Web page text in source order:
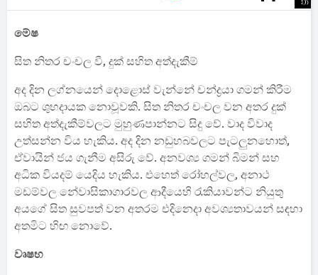
මේෂ
සිත නිතර චංචල වී, දුක් සහිත අත්දැකීම්
අද දින ලග්නයෙන් දොළොස් වැන්නේ චන්ද්‍රයා ගමන් කිරීම
ඔබට ශුභදායක නොවූවකි. සිත නිතර චංචල වන අතර දුක්
සහිත අත්දැකීම්වලට මුහුණපාන්නට සිදු වේ. වාද විවාද
උත්සන්න විය හැකිය. අද දින නඩුහබවලට පැටලුනහොත්,
ඒවායින් ජය ගැනීම අසිරු වේ. අනවශ්‍ය ගමන් බිමන් සහ
අධික වියදම් යෙදිය හැකිය. එහෙත් රෝහල්වල, අනාථ
මඩම්වල නේවාසිකාගාරවල ආදීයෙහි රැකියාවන්ට නියුතු
අයගේ සිත සුවපත් වන අතරම එදිනෙදා අවශ්‍යතාවයන් සඳහා
අතමිට හිඟ නොවේ.
වෘෂභ